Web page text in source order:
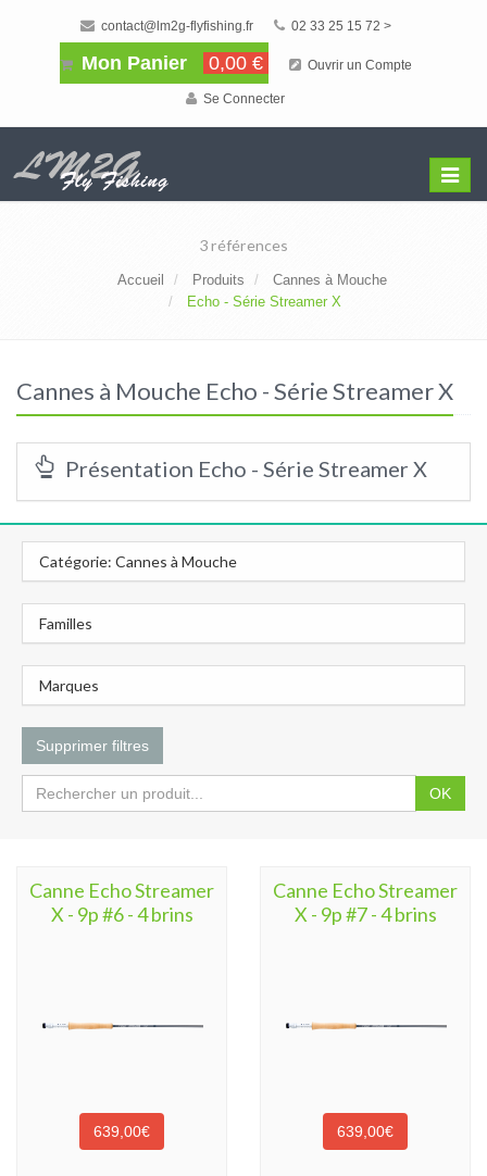
contact@lm2g-flyfishing.fr 02 33 25 15 72 >
Mon Panier 0,00 € Ouvrir un Compte
Se Connecter
Menu
3 références
Accueil Produits
Cannes à Mouche
Echo - Série Streamer X
Cannes à Mouche Echo - Série Streamer X
Présentation Echo - Série Streamer X
Catégorie: Cannes à Mouche
Familles
Marques
Supprimer filtres
OK
Canne Echo Streamer
X - 9p #6 - 4 brins
639,00€
Canne Echo Streamer
X - 9p #7 - 4 brins
639,00€